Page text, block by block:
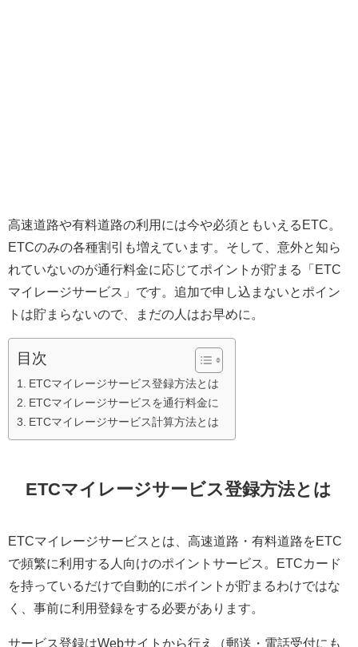
高速道路や有料道路の利用には今や必須ともいえるETC。
ETCのみの各種割引も増えています。そして、意外と知ら
れていないのが通行料金に応じてポイントが貯まる「ETC
マイレージサービス」です。追加で申し込まないとポイン
トは貯まらないので、まだの人はお早めに。
目次
ETCマイレージサービス登録方法とは
ETCマイレージサービスを通行料金に
ETCマイレージサービス計算方法とは
ETCマイレージサービス登録方法とは
ETCマイレージサービスとは、高速道路・有料道路をETC
で頻繁に利用する人向けのポイントサービス。ETCカード
を持っているだけで自動的にポイントが貯まるわけではな
く、事前に利用登録をする必要があります。
サービス登録はWebサイトから行え（郵送・電話受付にも